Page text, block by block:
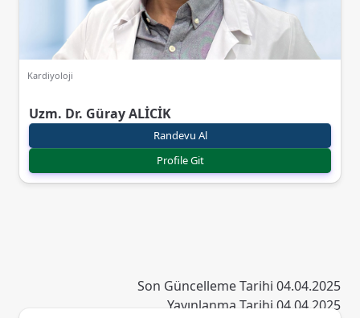
Kardiyoloji
Uzm. Dr. Güray ALİCİK
Randevu Al
Profile Git
Son Güncelleme Tarihi 04.04.2025
Yayınlanma Tarihi 04.04.2025